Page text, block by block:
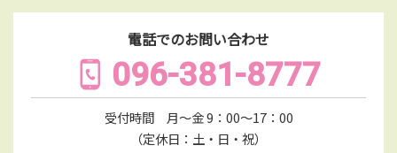
電話でのお問い合わせ
096-381-8777
受付時間 月〜金 9：00〜17：00
（定休日：土・日・祝）